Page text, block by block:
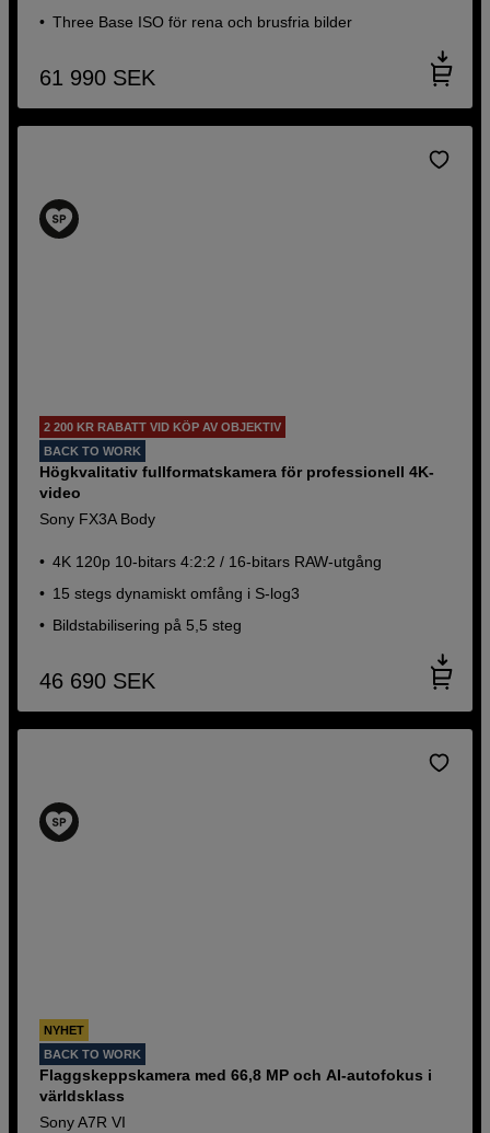
Three Base ISO för rena och brusfria bilder
61 990 SEK
2 200 KR RABATT VID KÖP AV OBJEKTIV
BACK TO WORK
Högkvalitativ fullformatskamera för professionell 4K-
video
Sony FX3A Body
4K 120p 10-bitars 4:2:2 / 16-bitars RAW-utgång
15 stegs dynamiskt omfång i S-log3
Bildstabilisering på 5,5 steg
46 690 SEK
NYHET
BACK TO WORK
Flaggskeppskamera med 66,8 MP och AI-autofokus i
världsklass
Sony A7R VI